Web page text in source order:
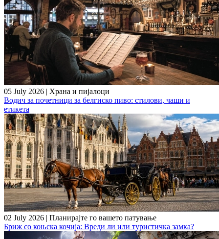
05 July 2026 | Храна и пијалоци
Водич за почетници за белгиско пиво: стилови, чаши и
етикета
02 July 2026 | Планирајте го вашето патување
Бриж со коњска кочија: Вреди ли или туристичка замка?